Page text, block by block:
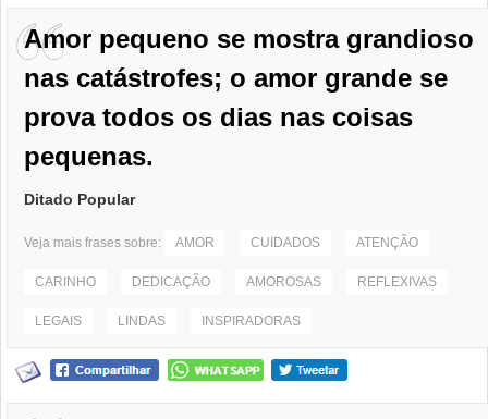
Amor pequeno se mostra grandioso
nas catástrofes; o amor grande se
prova todos os dias nas coisas
pequenas.
Ditado Popular
Veja mais frases sobre: AMOR CUIDADOS ATENÇÃO
CARINHO DEDICAÇÃO AMOROSAS REFLEXIVAS
LEGAIS LINDAS INSPIRADORAS